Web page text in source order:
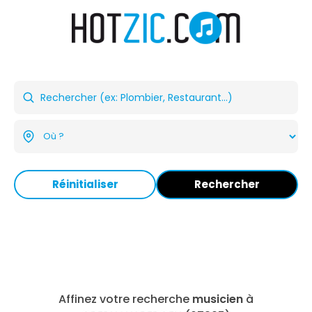
Réinitialiser Rechercher
Affinez votre recherche musicien à